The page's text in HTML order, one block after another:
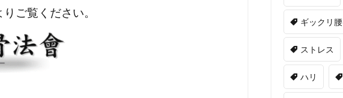
ご覧ください。
ギックリ腰
ストレス
ハリ